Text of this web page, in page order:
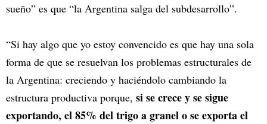
sueño” es que “la Argentina salga del subdesarrollo”.
“Si hay algo que yo estoy convencido es que hay una sola
forma de que se resuelvan los problemas estructurales de
la Argentina: creciendo y haciéndolo cambiando la
estructura productiva porque, si se crece y se sigue
exportando, el 85% del trigo a granel o se exporta el